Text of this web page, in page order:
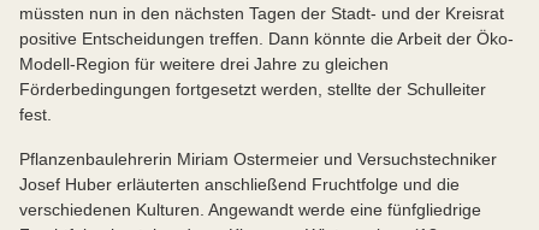
müssten nun in den nächsten Tagen der Stadt- und der Kreisrat
positive Entscheidungen treffen. Dann könnte die Arbeit der Öko-
Modell-Region für weitere drei Jahre zu gleichen
Förderbedingungen fortgesetzt werden, stellte der Schulleiter
fest.
Pflanzenbaulehrerin Miriam Ostermeier und Versuchstechniker
Josef Huber erläuterten anschließend Fruchtfolge und die
verschiedenen Kulturen. Angewandt werde eine fünfgliedrige